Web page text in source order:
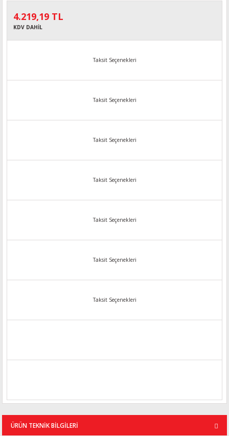
4.219,19 TL
KDV DAHİL
Taksit Seçenekleri
Taksit Seçenekleri
Taksit Seçenekleri
Taksit Seçenekleri
Taksit Seçenekleri
Taksit Seçenekleri
Taksit Seçenekleri
ÜRÜN TEKNİK BİLGİLERİ